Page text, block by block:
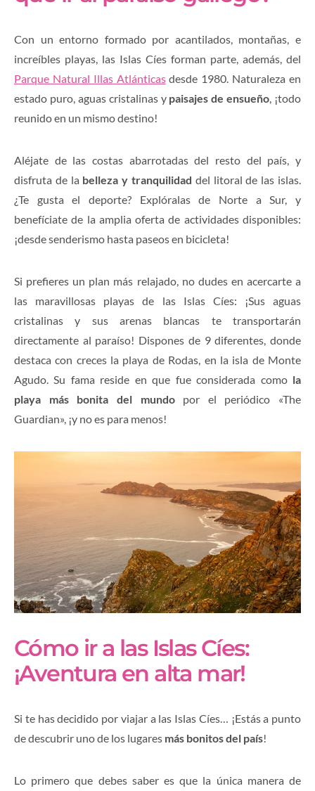
Con un entorno formado por acantilados, montañas, e
increíbles playas, las Islas Cíes forman parte, además, del
Parque Natural Illas Atlánticasdesde 1980. Naturaleza en
estado puro, aguas cristalinas y paisajes de ensueño, ¡todo
reunido en un mismo destino!
Aléjate de las costas abarrotadas del resto del país, y
disfruta de la belleza y tranquilidad del litoral de las islas.
¿Te gusta el deporte? Explóralas de Norte a Sur, y
benefíciate de la amplia oferta de actividades disponibles:
¡desde senderismo hasta paseos en bicicleta!
Si prefieres un plan más relajado, no dudes en acercarte a
las maravillosas playas de las Islas Cíes: ¡Sus aguas
cristalinas y sus arenas blancas te transportarán
directamente al paraíso! Dispones de 9 diferentes, donde
destaca con creces la playa de Rodas, en la isla de Monte
Agudo. Su fama reside en que fue considerada como la
playa más bonita del mundopor el periódico «The
Guardian», ¡y no es para menos!
Cómo ir a las Islas Cíes:
¡Aventura en alta mar!
Si te has decidido por viajar a las Islas Cíes… ¡Estás a punto
de descubrir uno de los lugares más bonitos del país!
Lo primero que debes saber es que la única manera de